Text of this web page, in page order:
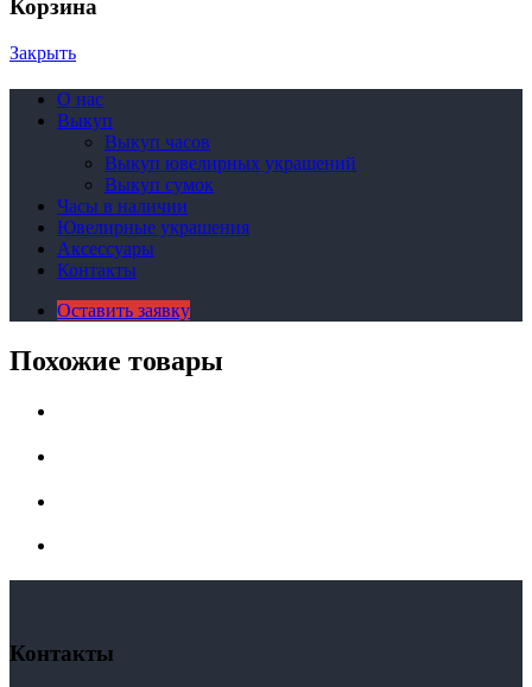
Корзина
Закрыть
О нас
Выкуп
Выкуп часов
Выкуп ювелирных украшений
Выкуп сумок
Часы в наличии
Ювелирные украшения
Аксессуары
Контакты
Оставить заявку
Похожие товары
Контакты